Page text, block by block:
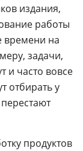
издания,
работы
времени на
задачи,
и часто вовсе
отбирать у
продуктов